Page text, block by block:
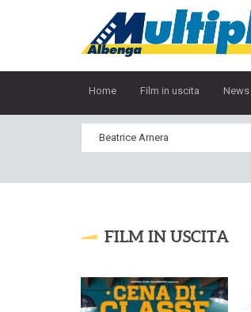
Home Film in uscita News
FILM IN USCITA